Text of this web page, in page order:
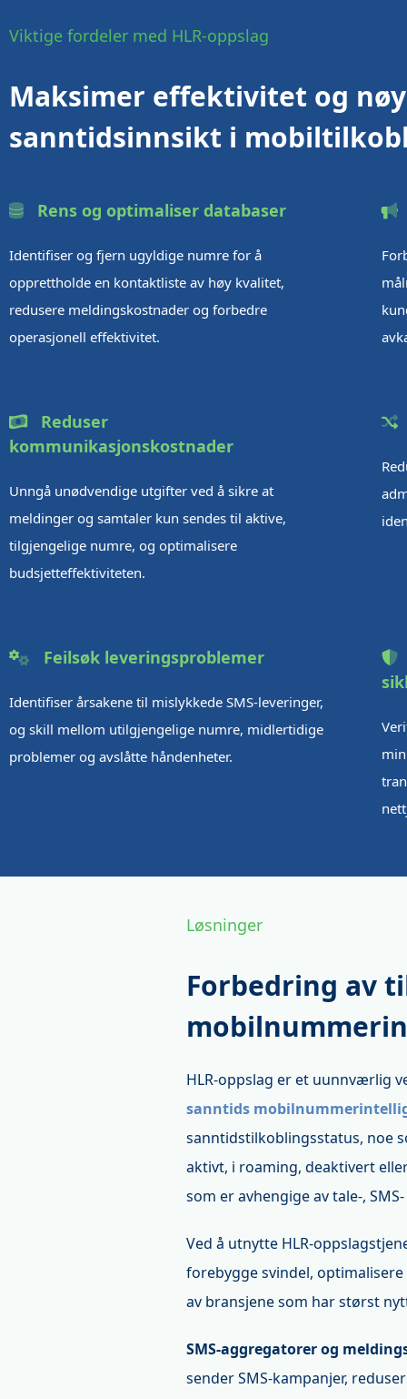
Viktige fordeler med HLR-oppslag
Maksimer effektivitet og
sanntidsinnsikt i
Rens og optimaliser databaser
Identifiser og fjern ugyldige numre for å
opprettholde en kontaktliste av høy kvalitet,
redusere meldingskostnader og forbedre
operasjonell effektivitet.
Reduser
kommunikasjonskostnader
Unngå unødvendige utgifter ved å sikre at
meldinger og samtaler kun sendes til aktive,
tilgjengelige numre, og optimalisere
budsjetteffektiviteten.
Feilsøk leveringsproblemer
Identifiser årsakene til mislykkede SMS-leveringer,
og skill mellom utilgjengelige numre, midlertidige
problemer og avslåtte håndenheter.
Løsninger
Forbedring av
HLR-oppslag er et uunnværlig
sanntids
sanntidstilkoblingsstatus, noe
aktivt, i roaming, deaktivert
som er avhengige av tale-,
Ved å utnytte HLR-
forebygge svindel,
av bransjene som har størst
SMS-aggregatorer og
sender SMS-kampanjer,